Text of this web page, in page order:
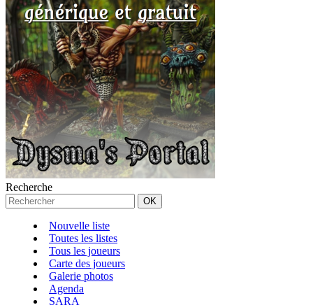
Recherche
Nouvelle liste
Toutes les listes
Tous les joueurs
Carte des joueurs
Galerie photos
Agenda
SARA